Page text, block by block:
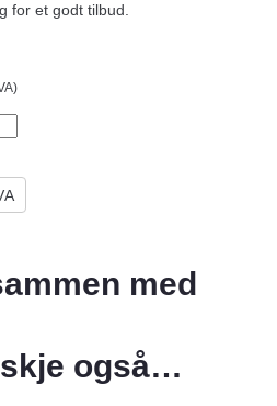
for et godt tilbud.
med
også…